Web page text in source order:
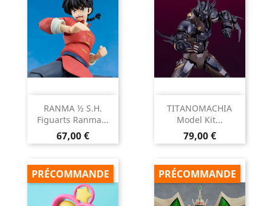
RANMA ½ S.H.
Figuarts Ranma...
Prix
67,00 €
TITANOMACHIA
Model Kit...
Prix
79,00 €
PRÉCOMMANDE PRÉCOMMANDE